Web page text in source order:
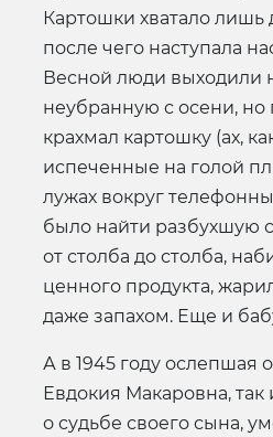
Картошки хватало лишь
после чего наступала
Весной люди выходили
неубранную с осени,
крахмал картошку (ах,
испеченные на голой
лужах вокруг
было найти разбухшую
от столба до столба,
ценного продукта,
даже запахом. Еще и
А в 1945 году ослепшая
Евдокия Макаровна, так
о судьбе своего сына,